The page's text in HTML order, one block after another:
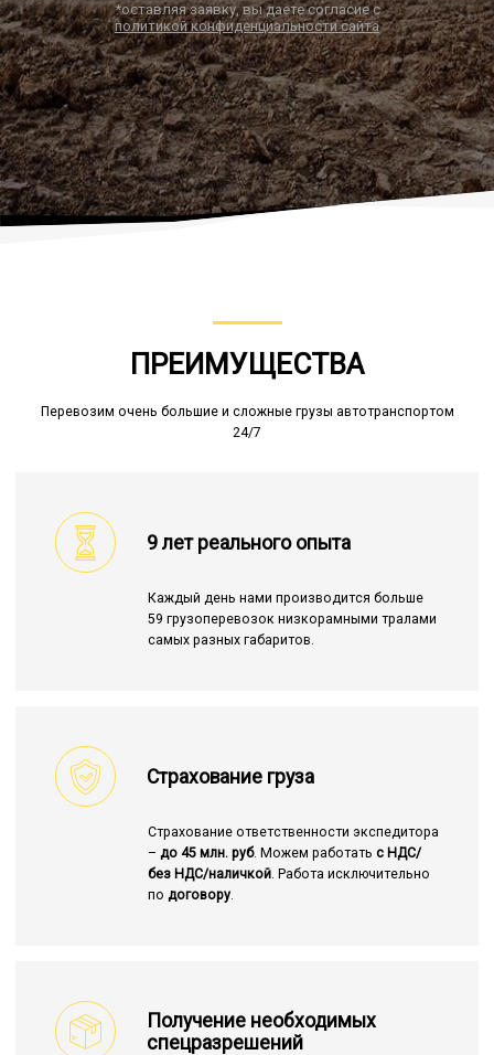
Заказать звонок
*оставляя заявку, вы даете согласие с
политикой конфиденциальности сайта
ПРЕИМУЩЕСТВА
Перевозим очень большие и сложные грузы автотранспортом
24/7
9 лет реального опыта
Каждый день нами производится больше
59 грузоперевозок низкорамными тралами
самых разных габаритов.
Страхование груза
Страхование ответственности экспедитора
– до 45 млн. руб. Можем работать с НДС/
без НДС/наличкой. Работа исключительно
по договору.
Получение необходимых
спецразрешений